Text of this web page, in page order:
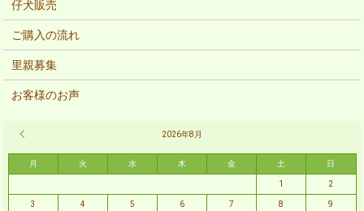
仔犬販売
ご購入の流れ
里親募集
お客様のお声
2026年8月
月 火 水 木 金 土 日
1 2
3 4 5 6 7 8 9